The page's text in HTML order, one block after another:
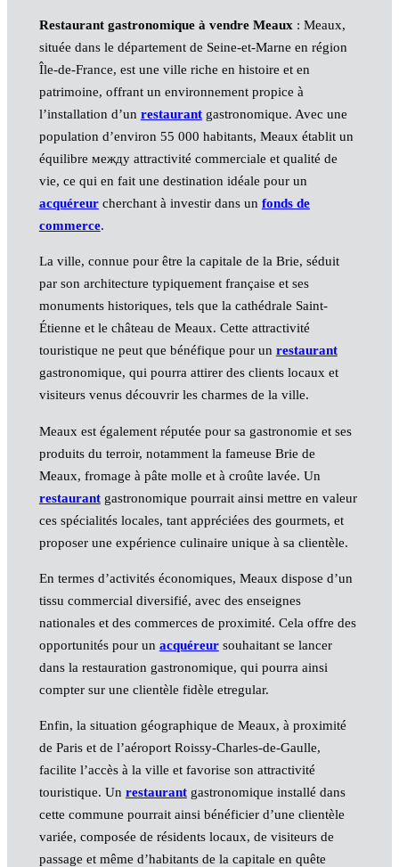
Restaurant gastronomique à vendre Meaux: Meaux,
située dans le département de Seine-et-Marne en région
Île-de-France, est une ville riche en histoire et en
patrimoine, offrant un environnement propice à
l’installation d’un restaurantgastronomique. Avec une
population d’environ 55 000 habitants, Meaux établit un
équilibre между attractivité commerciale et qualité de
vie, ce qui en fait une destination idéale pour un
acquéreurcherchant à investir dans un fonds de
commerce.
La ville, connue pour être la capitale de la Brie, séduit
par son architecture typiquement française et ses
monuments historiques, tels que la cathédrale Saint-
Étienne et le château de Meaux. Cette attractivité
touristique ne peut que bénéfique pour un restaurant
gastronomique, qui pourra attirer des clients locaux et
visiteurs venus découvrir les charmes de la ville.
Meaux est également réputée pour sa gastronomie et ses
produits du terroir, notamment la fameuse Brie de
Meaux, fromage à pâte molle et à croûte lavée. Un
restaurantgastronomique pourrait ainsi mettre en valeur
ces spécialités locales, tant appréciées des gourmets, et
proposer une expérience culinaire unique à sa clientèle.
En termes d’activités économiques, Meaux dispose d’un
tissu commercial diversifié, avec des enseignes
nationales et des commerces de proximité. Cela offre des
opportunités pour un acquéreursouhaitant se lancer
dans la restauration gastronomique, qui pourra ainsi
compter sur une clientèle fidèle etregular.
Enfin, la situation géographique de Meaux, à proximité
de Paris et de l’aéroport Roissy-Charles-de-Gaulle,
facilite l’accès à la ville et favorise son attractivité
touristique. Un restaurantgastronomique installé dans
cette commune pourrait ainsi bénéficier d’une clientèle
variée, composée de résidents locaux, de visiteurs de
passage et même d’habitants de la capitale en quête